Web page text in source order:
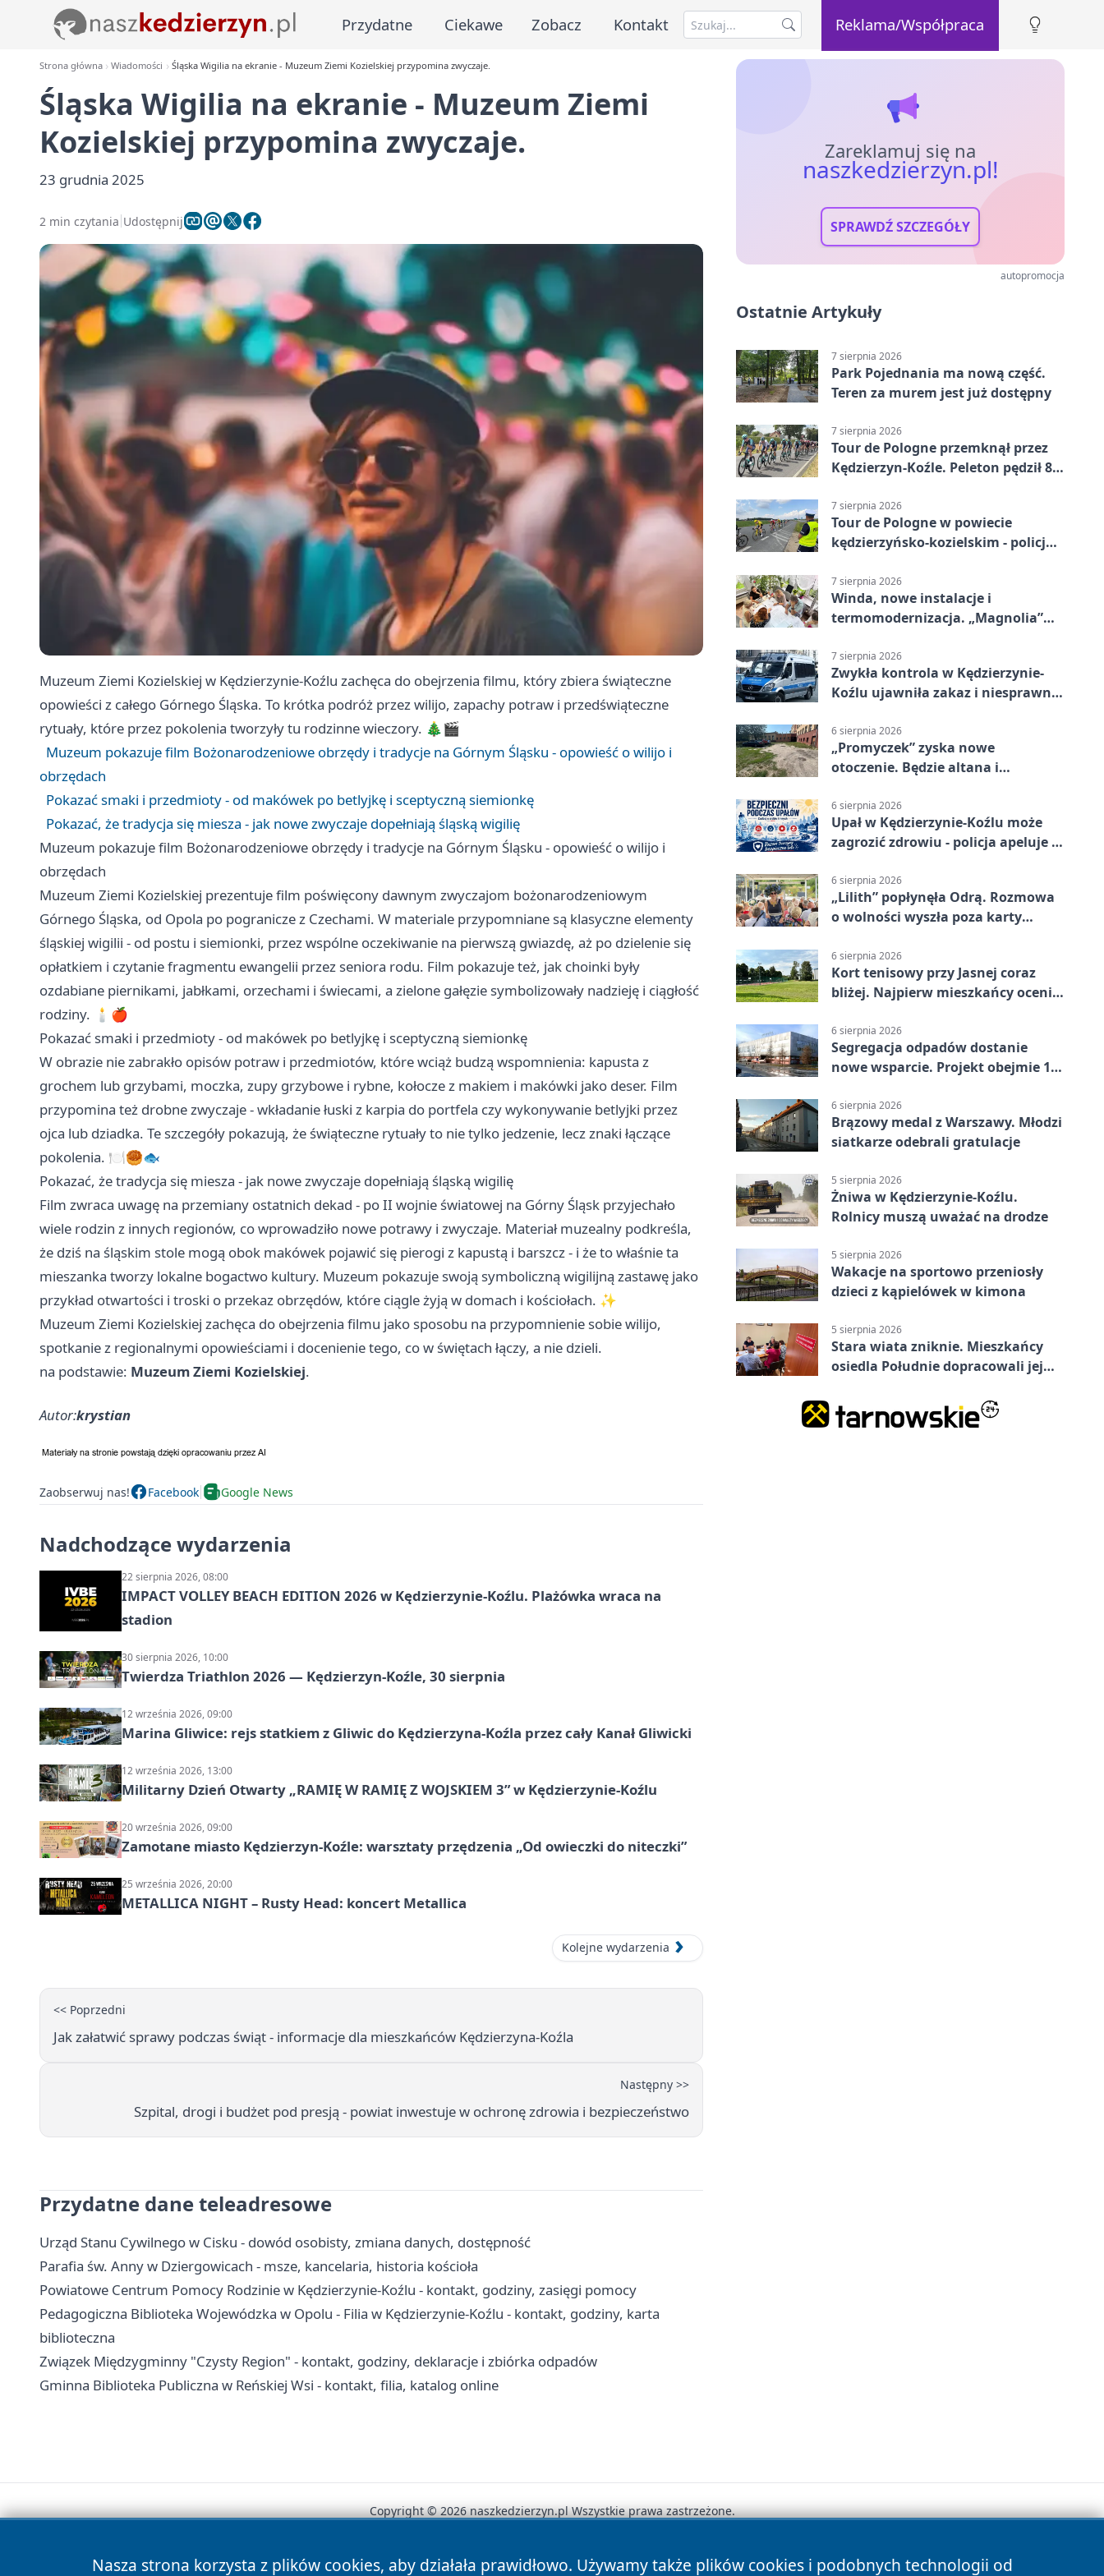
Przydatne Ciekawe Zobacz Kontakt Reklama/Współpraca
Strona główna Wiadomości Śląska Wigilia na ekranie - Muzeum Ziemi Kozielskiej przypomina zwyczaje.
Śląska Wigilia na ekranie - Muzeum Ziemi
Kozielskiej przypomina zwyczaje.
23 grudnia 2025
2 min czytania Udostępnij
Muzeum Ziemi Kozielskiej w Kędzierzynie-Koźlu zachęca do obejrzenia filmu, który zbiera świąteczne
opowieści z całego Górnego Śląska. To krótka podróż przez wilijo, zapachy potraw i przedświąteczne
rytuały, które przez pokolenia tworzyły tu rodzinne wieczory. 🎄🎬
Muzeum pokazuje film Bożonarodzeniowe obrzędy i tradycje na Górnym Śląsku - opowieść o wilijo i
obrzędach
Pokazać smaki i przedmioty - od makówek po betlyjkę i sceptyczną siemionkę
Pokazać, że tradycja się miesza - jak nowe zwyczaje dopełniają śląską wigilię
Muzeum pokazuje film Bożonarodzeniowe obrzędy i tradycje na Górnym Śląsku - opowieść o wilijo i
obrzędach
Muzeum Ziemi Kozielskiej prezentuje film poświęcony dawnym zwyczajom bożonarodzeniowym
Górnego Śląska, od Opola po pogranicze z Czechami. W materiale przypomniane są klasyczne elementy
śląskiej wigilii - od postu i siemionki, przez wspólne oczekiwanie na pierwszą gwiazdę, aż po dzielenie się
opłatkiem i czytanie fragmentu ewangelii przez seniora rodu. Film pokazuje też, jak choinki były
ozdabiane piernikami, jabłkami, orzechami i świecami, a zielone gałęzie symbolizowały nadzieję i ciągłość
rodziny. 🕯️🍎
Pokazać smaki i przedmioty - od makówek po betlyjkę i sceptyczną siemionkę
W obrazie nie zabrakło opisów potraw i przedmiotów, które wciąż budzą wspomnienia: kapusta z
grochem lub grzybami, moczka, zupy grzybowe i rybne, kołocze z makiem i makówki jako deser. Film
przypomina też drobne zwyczaje - wkładanie łuski z karpia do portfela czy wykonywanie betlyjki przez
ojca lub dziadka. Te szczegóły pokazują, że świąteczne rytuały to nie tylko jedzenie, lecz znaki łączące
pokolenia. 🍽️🥮🐟
Pokazać, że tradycja się miesza - jak nowe zwyczaje dopełniają śląską wigilię
Film zwraca uwagę na przemiany ostatnich dekad - po II wojnie światowej na Górny Śląsk przyjechało
wiele rodzin z innych regionów, co wprowadziło nowe potrawy i zwyczaje. Materiał muzealny podkreśla,
że dziś na śląskim stole mogą obok makówek pojawić się pierogi z kapustą i barszcz - i że to właśnie ta
mieszanka tworzy lokalne bogactwo kultury. Muzeum pokazuje swoją symboliczną wigilijną zastawę jako
przykład otwartości i troski o przekaz obrzędów, które ciągle żyją w domach i kościołach. ✨
Muzeum Ziemi Kozielskiej zachęca do obejrzenia filmu jako sposobu na przypomnienie sobie wilijo,
spotkanie z regionalnymi opowieściami i docenienie tego, co w świętach łączy, a nie dzieli.
na podstawie: Muzeum Ziemi Kozielskiej.
Autor:krystian
Zaobserwuj nas! Facebook Google News
Nadchodzące wydarzenia
22 sierpnia 2026, 08:00
IMPACT VOLLEY BEACH EDITION 2026 w Kędzierzynie-Koźlu. Plażówka wraca na
stadion
30 sierpnia 2026, 10:00
Twierdza Triathlon 2026 — Kędzierzyn-Koźle, 30 sierpnia
12 września 2026, 09:00
Marina Gliwice: rejs statkiem z Gliwic do Kędzierzyna-Koźla przez cały Kanał Gliwicki
12 września 2026, 13:00
Militarny Dzień Otwarty „RAMIĘ W RAMIĘ Z WOJSKIEM 3” w Kędzierzynie-Koźlu
20 września 2026, 09:00
Zamotane miasto Kędzierzyn-Koźle: warsztaty przędzenia „Od owieczki do niteczki”
25 września 2026, 20:00
METALLICA NIGHT – Rusty Head: koncert Metallica
Kolejne wydarzenia
<< Poprzedni
Jak załatwić sprawy podczas świąt - informacje dla mieszkańców Kędzierzyna-Koźla
Następny >>
Szpital, drogi i budżet pod presją - powiat inwestuje w ochronę zdrowia i bezpieczeństwo
Przydatne dane teleadresowe
Urząd Stanu Cywilnego w Cisku - dowód osobisty, zmiana danych, dostępność
Parafia św. Anny w Dziergowicach - msze, kancelaria, historia kościoła
Powiatowe Centrum Pomocy Rodzinie w Kędzierzynie-Koźlu - kontakt, godziny, zasięgi pomocy
Pedagogiczna Biblioteka Wojewódzka w Opolu - Filia w Kędzierzynie-Koźlu - kontakt, godziny, karta
biblioteczna
Związek Międzygminny "Czysty Region" - kontakt, godziny, deklaracje i zbiórka odpadów
Gminna Biblioteka Publiczna w Reńskiej Wsi - kontakt, filia, katalog online
Zareklamuj się na
naszkedzierzyn.pl!
SPRAWDŹ SZCZEGÓŁY
autopromocja
Ostatnie Artykuły
7 sierpnia 2026
Park Pojednania ma nową część.
Teren za murem jest już dostępny
7 sierpnia 2026
Tour de Pologne przemknął przez
Kędzierzyn-Koźle. Peleton pędził 80
7 sierpnia 2026
Tour de Pologne w powiecie
kędzierzyńsko-kozielskim - policja
7 sierpnia 2026
Winda, nowe instalacje i
termomodernizacja. „Magnolia”
7 sierpnia 2026
Zwykła kontrola w Kędzierzynie-
Koźlu ujawniła zakaz i niesprawne
6 sierpnia 2026
„Promyczek” zyska nowe
otoczenie. Będzie altana i
6 sierpnia 2026
Upał w Kędzierzynie-Koźlu może
zagrozić zdrowiu - policja apeluje o
6 sierpnia 2026
„Lilith” popłynęła Odrą. Rozmowa
o wolności wyszła poza karty
6 sierpnia 2026
Kort tenisowy przy Jasnej coraz
bliżej. Najpierw mieszkańcy ocenią
6 sierpnia 2026
Segregacja odpadów dostanie
nowe wsparcie. Projekt obejmie 15
6 sierpnia 2026
Brązowy medal z Warszawy. Młodzi
siatkarze odebrali gratulacje
5 sierpnia 2026
Żniwa w Kędzierzynie-Koźlu.
Rolnicy muszą uważać na drodze
5 sierpnia 2026
Wakacje na sportowo przeniosły
dzieci z kąpielówek w kimona
5 sierpnia 2026
Stara wiata zniknie. Mieszkańcy
osiedla Południe dopracowali jej
Nasza strona korzysta z plików cookies, aby działała prawidłowo. Używamy także plików cookies i podobnych technologii od
Copyright © 2026 naszkedzierzyn.pl Wszystkie prawa zastrzeżone.
News Autorzy Polityka Prywatności Polityka Cookies